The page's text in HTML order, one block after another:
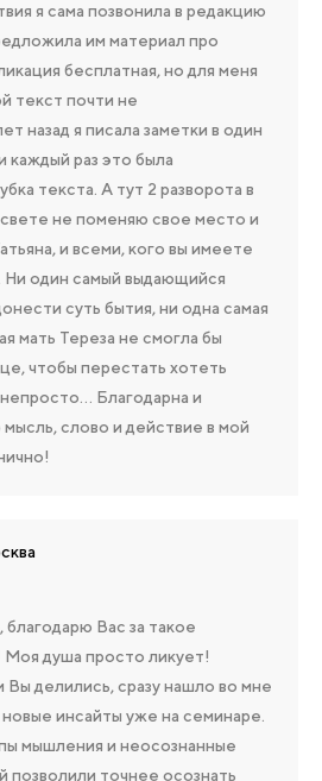
я сама позвонила в редакцию
им материал про
бесплатная, но для меня
текст почти не
назад я писала заметки в один
каждый раз это была
текста. А тут 2 разворота в
свете не поменяю свое место и
и всеми, кого вы имеете
Ни один самый выдающийся
суть бытия, ни одна самая
мать Тереза не смогла бы
чтобы перестать хотеть
Благодарна и
мысль, слово и действие в мой
благодарю Вас за такое
душа просто ликует!
делились, сразу нашло во мне
новые инсайты уже на семинаре.
мышления и неосознанные
позволили точнее осознать